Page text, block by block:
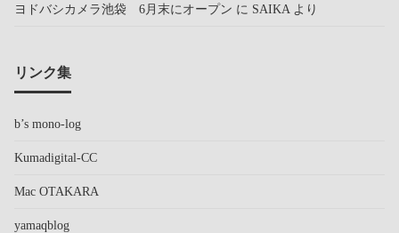
ヨドバシカメラ池袋 6月末にオープン に SAIKA より
リンク集
b’s mono-log
Kumadigital-CC
Mac OTAKARA
yamaqblog